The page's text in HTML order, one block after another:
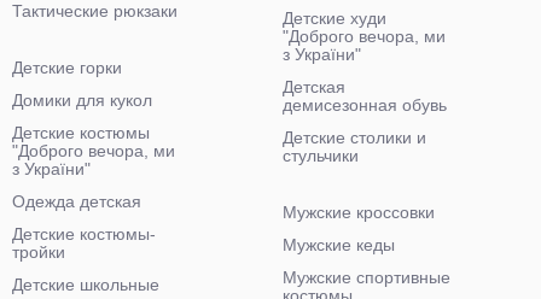
Тактические рюкзаки
Детские худи
"Доброго вечора, ми
з України"
Детская
демисезонная обувь
Детские столики и
стульчики
Детские горки
Домики для кукол
Детские костюмы
"Доброго вечора, ми
з України"
Одежда детская
Детские костюмы-
тройки
Детские школьные
Мужские кроссовки
Мужские кеды
Мужские спортивные